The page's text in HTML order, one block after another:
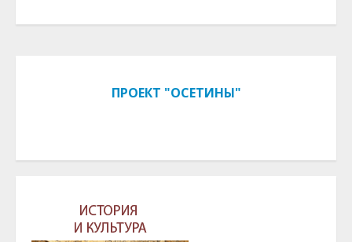
ПРОЕКТ "ОСЕТИНЫ"